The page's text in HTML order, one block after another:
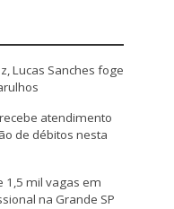
Lucas Sanches foge
atendimento
de débitos nesta
1,5 mil vagas em
na Grande SP